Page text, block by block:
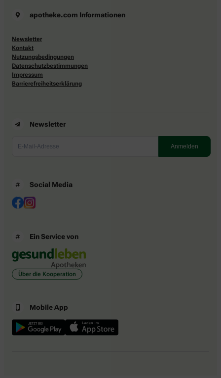
apotheke.com Informationen
Newsletter
Kontakt
Nutzungsbedingungen
Datenschutzbestimmungen
Impressum
Barrierefreiheitserklärung
Newsletter
Social Media
Ein Service von
Über die Kooperation
Mobile App